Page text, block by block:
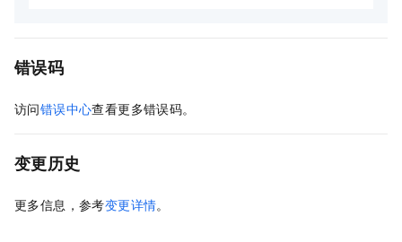
错误码
访问错误中心查看更多错误码。
变更历史
更多信息，参考变更详情。